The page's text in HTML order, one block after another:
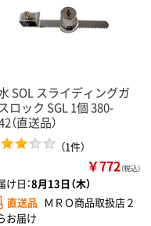
SOL スライディングガ
ロック SGL 1個 380-
（直送品）
（1件）
￥772（税込）
け日：8月13日（木）
直送品 ＭＲＯ商品取扱店２
お届け